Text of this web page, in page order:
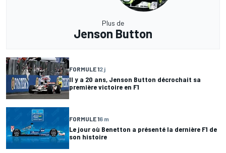
Plus de
Jenson Button
FORMULE 12 j
Il y a 20 ans, Jenson Button décrochait sa
première victoire en F1
FORMULE 16 m
Le jour où Benetton a présenté la dernière F1 de
son histoire